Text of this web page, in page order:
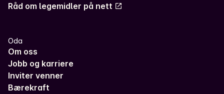
Råd om legemidler på nett
Oda
Om oss
Jobb og karriere
Inviter venner
Bærekraft